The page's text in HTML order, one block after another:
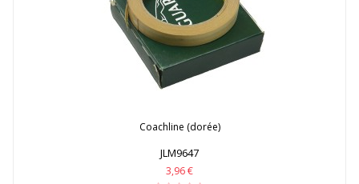
Coachline (dorée)
JLM9647
3,96 €